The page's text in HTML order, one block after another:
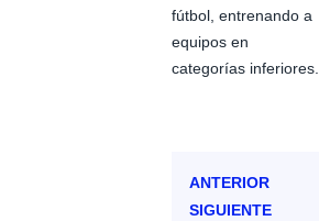
fútbol, entrenando a
equipos en
categorías inferiores.
ANTERIOR
SIGUIENTE